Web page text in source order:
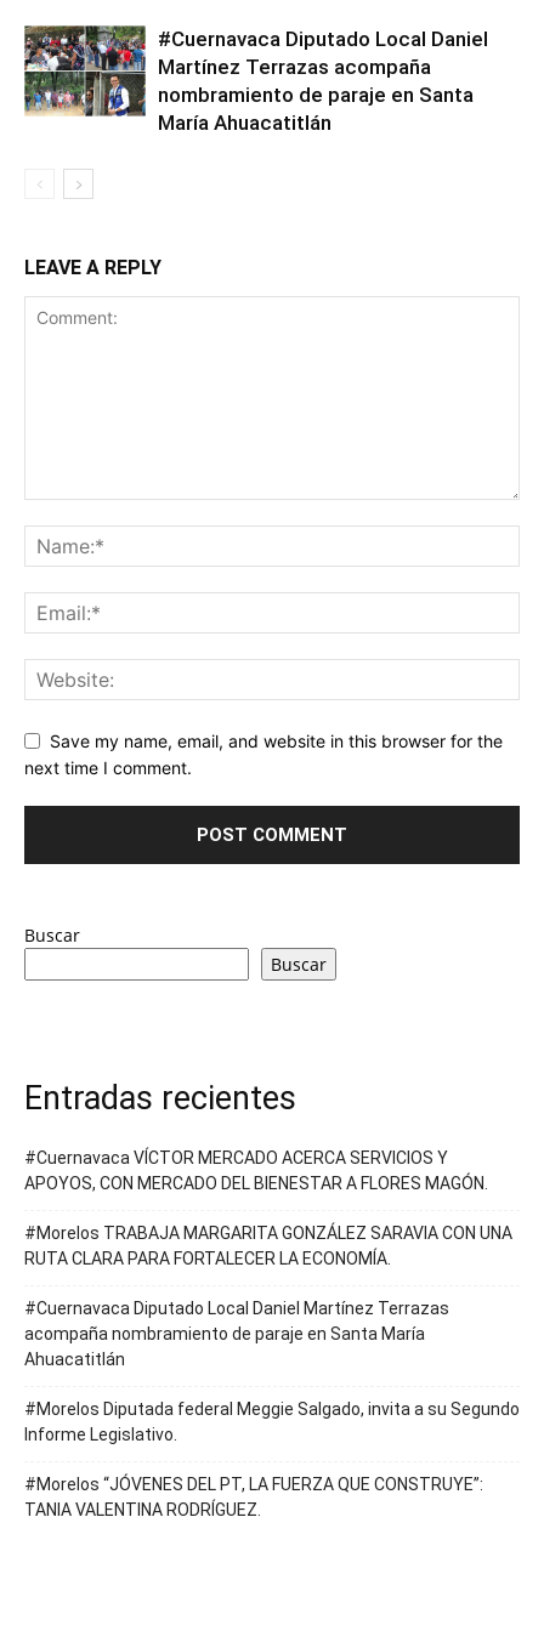
#Cuernavaca Diputado Local Daniel
Martínez Terrazas acompaña
nombramiento de paraje en Santa
María Ahuacatitlán
LEAVE A REPLY
Save my name, email, and website in this browser for the
next time I comment.
Buscar
Buscar
Entradas recientes
#Cuernavaca VÍCTOR MERCADO ACERCA SERVICIOS Y
APOYOS, CON MERCADO DEL BIENESTAR A FLORES MAGÓN.
#Morelos TRABAJA MARGARITA GONZÁLEZ SARAVIA CON UNA
RUTA CLARA PARA FORTALECER LA ECONOMÍA.
#Cuernavaca Diputado Local Daniel Martínez Terrazas
acompaña nombramiento de paraje en Santa María
Ahuacatitlán
#Morelos Diputada federal Meggie Salgado, invita a su Segundo
Informe Legislativo.
#Morelos “JÓVENES DEL PT, LA FUERZA QUE CONSTRUYE”:
TANIA VALENTINA RODRÍGUEZ.